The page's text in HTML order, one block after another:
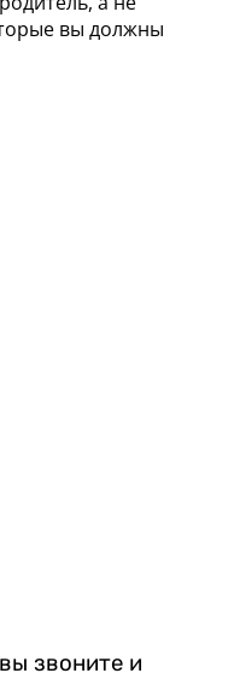
вы должны
звоните и